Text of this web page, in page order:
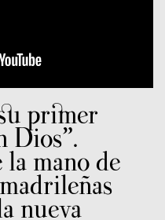
primer
Dios”.
mano de
nueva